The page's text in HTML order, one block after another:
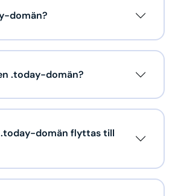
domän?
.today-domän?
.today-domän flyttas till